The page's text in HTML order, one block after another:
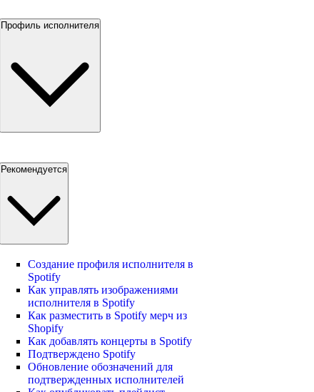
Профиль исполнителя
Рекомендуется
Создание профиля исполнителя в
Spotify
Как управлять изображениями
исполнителя в Spotify
Как разместить в Spotify мерч из
Shopify
Как добавлять концерты в Spotify
Подтверждено Spotify
Обновление обозначений для
подтвержденных исполнителей